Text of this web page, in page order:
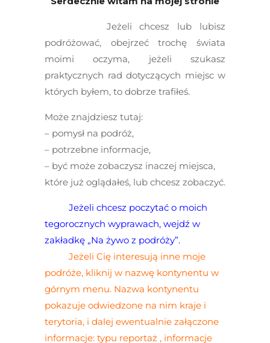
Jeżeli chcesz lub lubisz
podróżować, obejrzeć trochę świata
moimi oczyma, jeżeli szukasz
praktycznych rad dotyczących miejsc w
których byłem, to dobrze trafiłeś.
Może znajdziesz tutaj:
– pomysł na podróż,
– potrzebne informacje,
– być może zobaczysz inaczej miejsca,
które już oglądałeś, lub chcesz zobaczyć.
Jeżeli chcesz poczytać o moich
tegorocznych wyprawach, wejdź w
zakładkę „Na żywo z podróży”.
Jeżeli Cię interesują inne moje
podróże, kliknij w nazwę kontynentu w
górnym menu. Nazwa kontynentu
pokazuje odwiedzone na nim kraje i
terytoria, i dalej ewentualnie załączone
informacje: typu reportaż , informacje